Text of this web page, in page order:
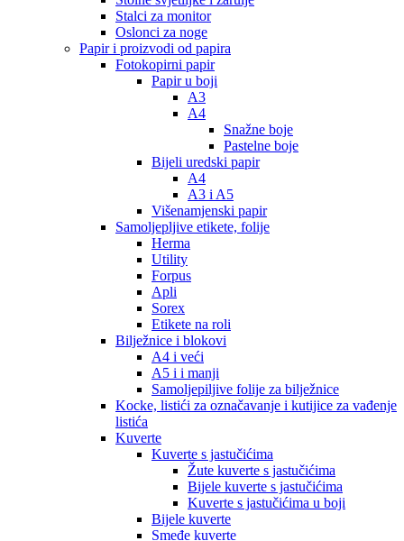
Stalci za monitor
Oslonci za noge
Papir i proizvodi od papira
Fotokopirni papir
Papir u boji
A3
A4
Snažne boje
Pastelne boje
Bijeli uredski papir
A4
A3 i A5
Višenamjenski papir
Samoljepljive etikete, folije
Herma
Utility
Forpus
Apli
Sorex
Etikete na roli
Bilježnice i blokovi
A4 i veći
A5 i i manji
Samoljepiljive folije za bilježnice
Kocke, listići za označavanje i kutijice za vađenje
listića
Kuverte
Kuverte s jastučićima
Žute kuverte s jastučićima
Bijele kuverte s jastučićima
Kuverte s jastučićima u boji
Bijele kuverte
Smeđe kuverte